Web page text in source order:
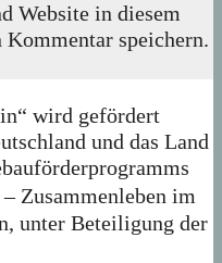
Website in diesem
speichern.
wird gefördert
und das Land
– Zusammenleben im
unter Beteiligung der